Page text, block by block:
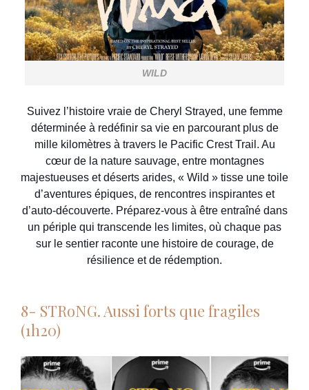
WILD
Suivez l’histoire vraie de Cheryl Strayed, une femme
déterminée à redéfinir sa vie en parcourant plus de
mille kilomètres à travers le Pacific Crest Trail. Au
cœur de la nature sauvage, entre montagnes
majestueuses et déserts arides, « Wild » tisse une toile
d’aventures épiques, de rencontres inspirantes et
d’auto-découverte. Préparez-vous à être entraîné dans
un périple qui transcende les limites, où chaque pas
sur le sentier raconte une histoire de courage, de
résilience et de rédemption.
8- STRoNG. Aussi forts que fragiles
(1h20)